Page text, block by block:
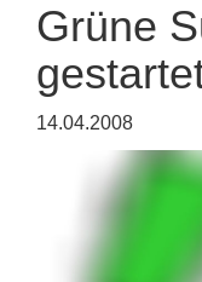
Grüne
14.04.2008